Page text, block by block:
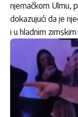
njemačkom Ulmu,
dokazujući da je
i u hladnim